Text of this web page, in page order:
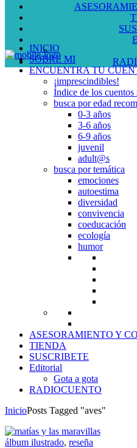
INICIO
SOBRE MI
ENCUENTRA TU
¡imprescindibles!
Índice de los cuentos
busca por edad
0-3 años
3-6 años
6-9 años
juvenil
adult@s
busca por temática
emociones
autoestima
diversidad
convivencia
coeducación
ecología
humor
ASESORAMIENTO Y
TIENDA
SUSCRIBETE
Editorial
Gota a gota
RADIOCUENTO
InicioPosts Tagged "aves"
álbum ilustrado, reseña